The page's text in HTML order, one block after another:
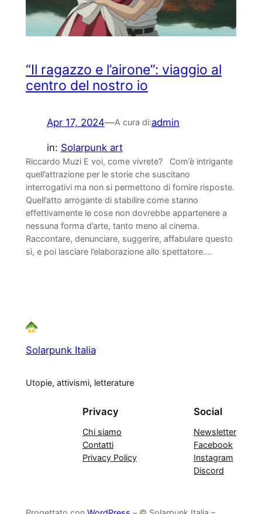
“Il ragazzo e l’airone”: viaggio al
centro del nostro io
Apr 17, 2024—A cura di:admin
in: Solarpunk art
Riccardo Muzi E voi, come vivrete? Com’è intrigante
quell’attrazione per le storie che suscitano
interrogativi ma non si permettono di fornire risposte.
Quell’atto arrogante di stabilire come stanno
effettivamente le cose non dovrebbe appartenere a
nessuna forma d’arte, tanto meno al cinema.
Raccontare, denunciare, suggerire, affabulare questo
sì, e poi lasciare l’elaborazione allo spettatore.…
Solarpunk Italia
Utopie, attivismi, letterature
Privacy
Chi siamo
Contatti
Privacy Policy
Social
Newsletter
Facebook
Instagram
Discord